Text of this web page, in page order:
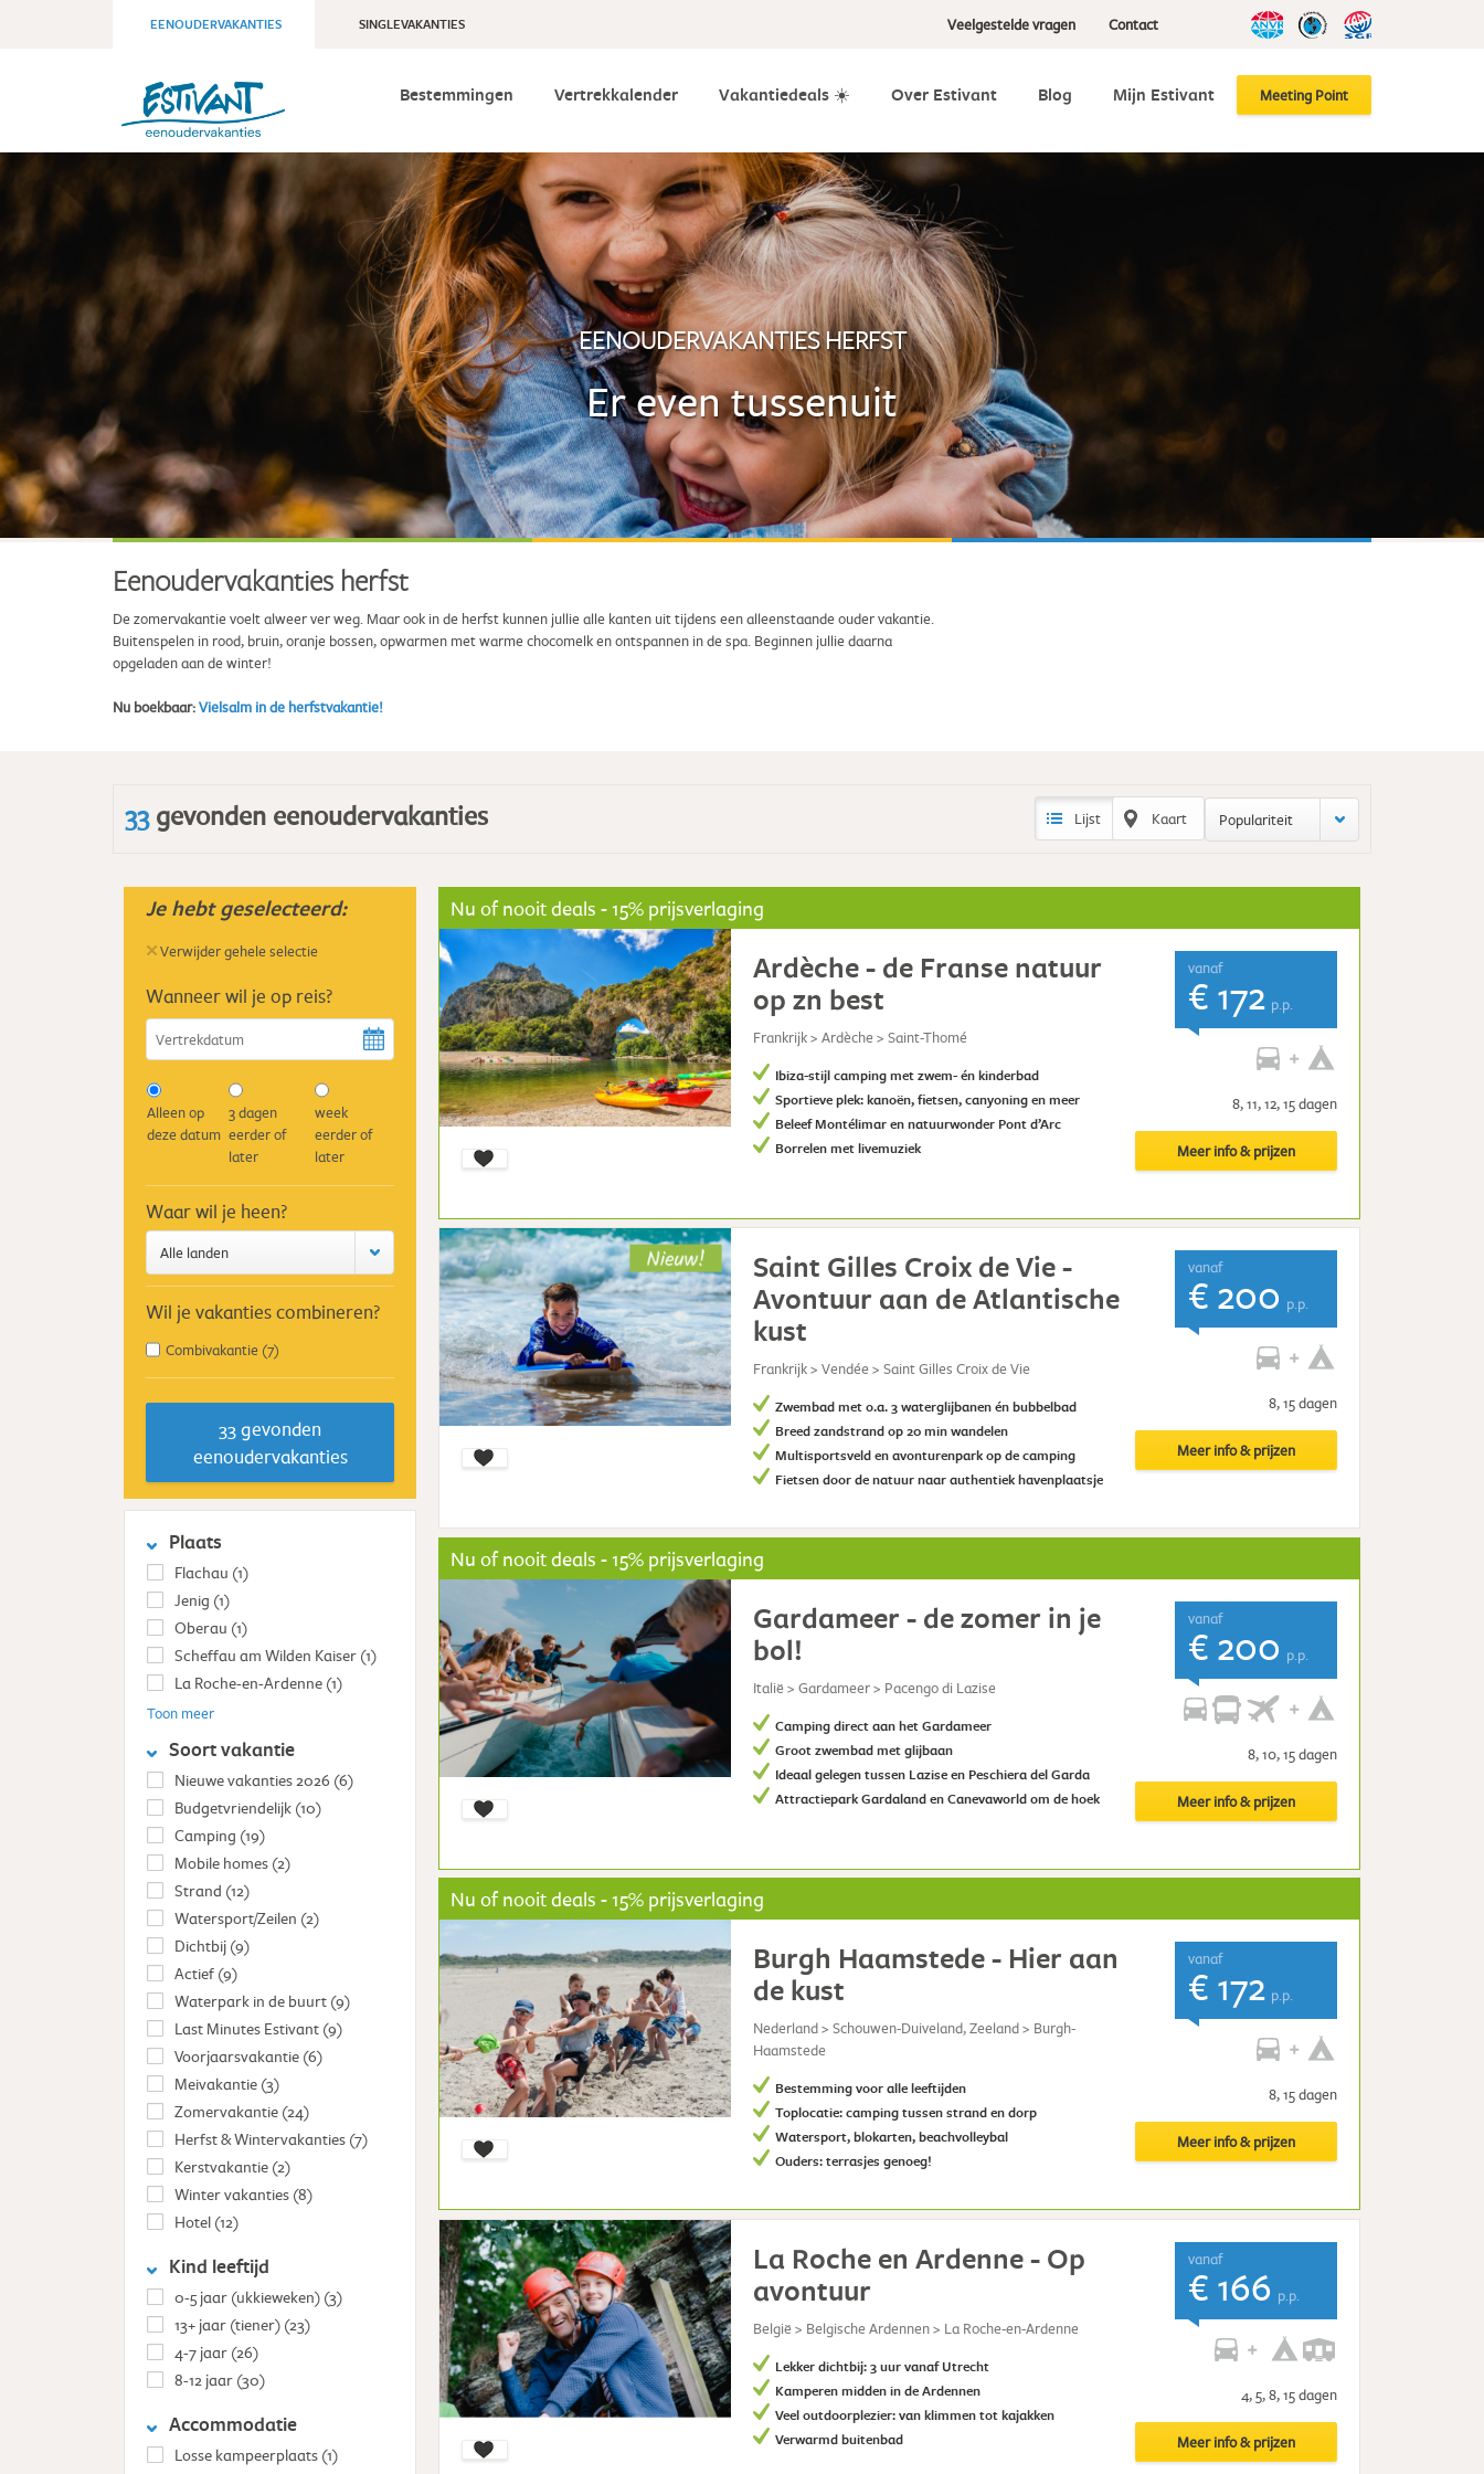
EENOUDERVAKANTIES SINGLEVAKANTIES Veelgestelde vragen Contact
Bestemmingen Vertrekkalender Vakantiedeals ☀️ Over Estivant Blog Mijn Estivant Meeting Point
EENOUDERVAKANTIES HERFST
Er even tussenuit
Eenoudervakanties herfst
De zomervakantie voelt alweer ver weg. Maar ook in de herfst kunnen jullie alle kanten uit tijdens een alleenstaande ouder vakantie.
Buitenspelen in rood, bruin, oranje bossen, opwarmen met warme chocomelk en ontspannen in de spa. Beginnen jullie daarna
opgeladen aan de winter!
Nu boekbaar:Vielsalm in de herfstvakantie!
33gevonden eenoudervakanties Lijst Kaart Populariteit
Je hebt geselecteerd:
×Verwijder gehele selectie
Wanneer wil je op reis?
Alleen op
deze datum
3 dagen
eerder of
later
week
eerder of
later
Waar wil je heen?
Alle landen
Wil je vakanties combineren?
Combivakantie (7)
33gevonden
eenoudervakanties
Plaats
Flachau (1)
Jenig (1)
Oberau (1)
Scheffau am Wilden Kaiser (1)
La Roche-en-Ardenne (1)
Toon meer
Soort vakantie
Nieuwe vakanties 2026 (6)
Budgetvriendelijk (10)
Camping (19)
Mobile homes (2)
Strand (12)
Watersport/Zeilen (2)
Dichtbij (9)
Actief (9)
Waterpark in de buurt (9)
Last Minutes Estivant (9)
Voorjaarsvakantie (6)
Meivakantie (3)
Zomervakantie (24)
Herfst & Wintervakanties (7)
Kerstvakantie (2)
Winter vakanties (8)
Hotel (12)
Kind leeftijd
0-5 jaar (ukkieweken) (3)
13+ jaar (tiener) (23)
4-7 jaar (26)
8-12 jaar (30)
Accommodatie
Losse kampeerplaats (1)
Nu of nooit deals - 15% prijsverlaging
Ardèche - de Franse natuur
op zn best
Frankrijk > Ardèche > Saint-Thomé
Ibiza-stijl camping met zwem- én kinderbad
Sportieve plek: kanoën, fietsen, canyoning en meer
Beleef Montélimar en natuurwonder Pont d’Arc
Borrelen met livemuziek
vanaf
€ 172 p.p.
8, 11, 12, 15 dagen
Meer info & prijzen
Saint Gilles Croix de Vie -
Avontuur aan de Atlantische
kust
Frankrijk > Vendée > Saint Gilles Croix de Vie
Zwembad met o.a. 3 waterglijbanen én bubbelbad
Breed zandstrand op 20 min wandelen
Multisportsveld en avonturenpark op de camping
Fietsen door de natuur naar authentiek havenplaatsje
vanaf
€ 200 p.p.
8, 15 dagen
Meer info & prijzen
Nu of nooit deals - 15% prijsverlaging
Gardameer - de zomer in je
bol!
Italië > Gardameer > Pacengo di Lazise
Camping direct aan het Gardameer
Groot zwembad met glijbaan
Ideaal gelegen tussen Lazise en Peschiera del Garda
Attractiepark Gardaland en Canevaworld om de hoek
vanaf
€ 200 p.p.
8, 10, 15 dagen
Meer info & prijzen
Nu of nooit deals - 15% prijsverlaging
Burgh Haamstede - Hier aan
de kust
Nederland > Schouwen-Duiveland, Zeeland > Burgh-
Haamstede
Bestemming voor alle leeftijden
Toplocatie: camping tussen strand en dorp
Watersport, blokarten, beachvolleybal
Ouders: terrasjes genoeg!
vanaf
€ 172 p.p.
8, 15 dagen
Meer info & prijzen
La Roche en Ardenne - Op
avontuur
België > Belgische Ardennen > La Roche-en-Ardenne
Lekker dichtbij: 3 uur vanaf Utrecht
Kamperen midden in de Ardennen
Veel outdoorplezier: van klimmen tot kajakken
Verwarmd buitenbad
vanaf
€ 166 p.p.
4, 5, 8, 15 dagen
Meer info & prijzen